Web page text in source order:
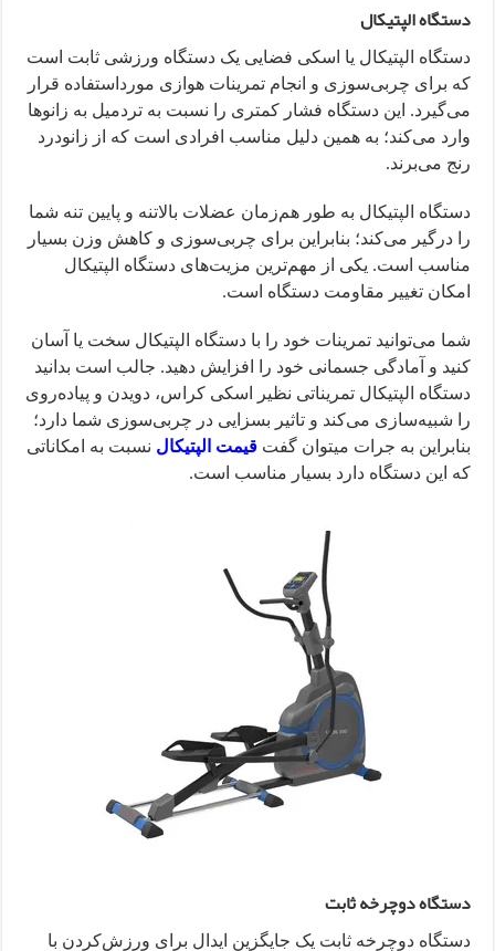
دستگاه الپتیکال
دستگاه الپتیکال یا اسکی فضایی یک دستگاه ورزشی ثابت است
که برای چربی‌سوزی و انجام تمرینات هوازی مورداستفاده قرار
می‌گیرد. این دستگاه فشار کمتری را نسبت به تردمیل به زانو‌ها
وارد می‌کند؛ به همین دلیل مناسب افرادی است که از زانودرد
رنج می‌برند.
دستگاه الپتیکال به طور هم‌زمان عضلات بالاتنه و پایین تنه شما
را درگیر می‌کند؛ بنابراین برای چربی‌سوزی و کاهش وزن بسیار
مناسب است. یکی از مهم‌ترین مزیت‌های دستگاه الپتیکال
امکان تغییر مقاومت دستگاه است.
شما می‌توانید تمرینات خود را با دستگاه الپتیکال سخت یا آسان
کنید و آمادگی جسمانی خود را افزایش دهید. جالب است بدانید
دستگاه الپتیکال تمریناتی نظیر اسکی کراس، دویدن و پیاده‌روی
را شبیه‌سازی می‌کند و تاثیر بسزایی در چربی‌سوزی شما دارد؛
بنابراین به جرات میتوان گفتقیمت الپتیکال نسبت به امکاناتی
که این دستگاه دارد بسیار مناسب است.
دستگاه دوچرخه ثابت
دستگاه دوچرخه ثابت یک جایگزین ایدال برای ورزش‌کردن با